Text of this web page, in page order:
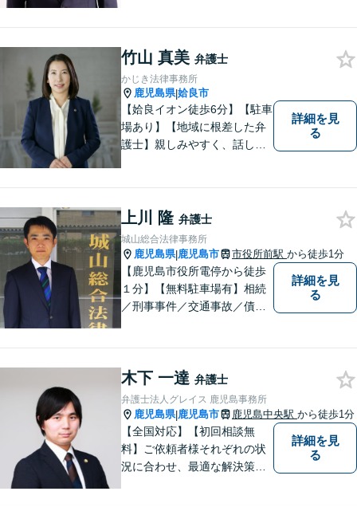
竹山 真美 弁護士
かじき法律事務所
鹿児島県|姶良市
【姶良イオン徒歩6分】【駐車
場あり】【地域に根差した弁
護士】親しみやすく、話しや
金問題／交通事故など、幅広
く対応可能。お悩みの方は、
お気軽にご相談ください。
詳細を見
る
上川 隆 弁護士
城山総合法律事務所
鹿児島県|鹿児島市 市役所前駅 から徒歩1分
【鹿児島市役所電停から徒歩
１分】【無料駐車場有】相続
／刑事事件／交通事故／債務
寧な対応を心がけています。
お気軽にご相談ください。
詳細を見
る
木下 一達 弁護士
弁護士法人グレイス 鹿児島事務所
鹿児島県|鹿児島市 鹿児島中央駅 から徒歩1分
【全国対応】【初回相談無
料】ご依頼者様それぞれの状
況に合わせ、最適な解決策を
詳細を見
る